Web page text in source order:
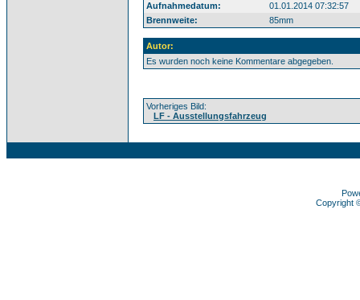
Aufnahmedatum:
01.01.2014 07:32:57
Brennweite:
85mm
Autor:
Es wurden noch keine Kommentare abgegeben.
Vorheriges Bild:
LF - Ausstellungsfahrzeug
Copyright